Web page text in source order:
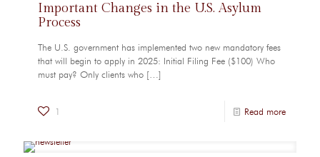
Important Changes in the U.S. Asylum
Process
The U.S. government has implemented two new mandatory fees
that will begin to apply in 2025: Initial Filing Fee ($100) Who
must pay? Only clients who […]
1 Read more